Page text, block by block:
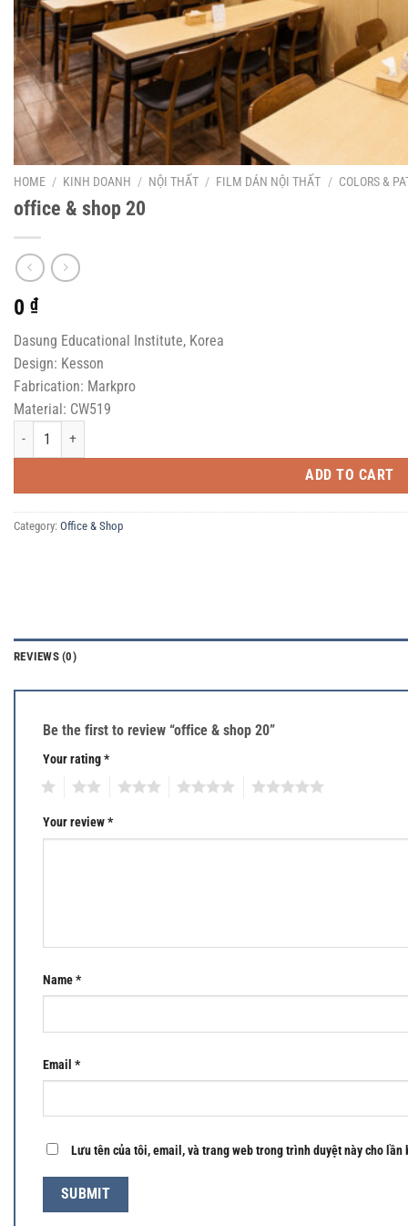
HOME / KINH DOANH / NỘI THẤT / FILM DÁN NỘI THẤT / COLORS &
office & shop 20
0 ₫
Dasung Educational Institute, Korea
Design: Kesson
Fabrication: Markpro
Material: CW519
office & shop 20 quantity
ADD TO CART
Category: Office & Shop
REVIEWS (0)
Be the first to review “office & shop 20”
Your rating*
Your review*
Name*
Email *
Lưu tên của tôi, email, và trang web trong trình duyệt này cho